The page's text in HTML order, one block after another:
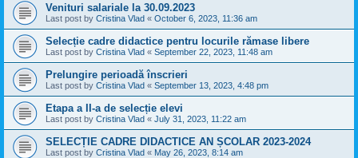
Venituri salariale la 30.09.2023
Last post by Cristina Vlad « October 6, 2023, 11:36 am
Selecție cadre didactice pentru locurile rămase libere
Last post by Cristina Vlad « September 22, 2023, 11:48 am
Prelungire perioadă înscrieri
Last post by Cristina Vlad « September 13, 2023, 4:48 pm
Etapa a II-a de selecție elevi
Last post by Cristina Vlad « July 31, 2023, 11:22 am
SELECȚIE CADRE DIDACTICE AN ȘCOLAR 2023-2024
Last post by Cristina Vlad « May 26, 2023, 8:14 am